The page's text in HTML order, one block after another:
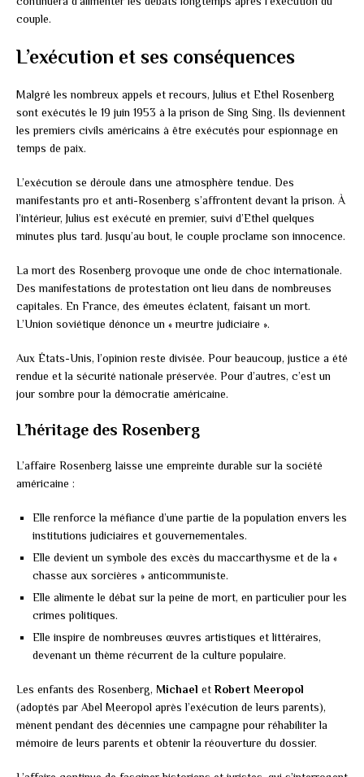
couple.
L’exécution et ses conséquences
Malgré les nombreux appels et recours, Julius et Ethel Rosenberg
sont exécutés le 19 juin 1953 à la prison de Sing Sing. Ils deviennent
les premiers civils américains à être exécutés pour espionnage en
temps de paix.
L’exécution se déroule dans une atmosphère tendue. Des
manifestants pro et anti-Rosenberg s’affrontent devant la prison. À
l’intérieur, Julius est exécuté en premier, suivi d’Ethel quelques
minutes plus tard. Jusqu’au bout, le couple proclame son innocence.
La mort des Rosenberg provoque une onde de choc internationale.
Des manifestations de protestation ont lieu dans de nombreuses
capitales. En France, des émeutes éclatent, faisant un mort.
L’Union soviétique dénonce un « meurtre judiciaire ».
Aux États-Unis, l’opinion reste divisée. Pour beaucoup, justice a été
rendue et la sécurité nationale préservée. Pour d’autres, c’est un
jour sombre pour la démocratie américaine.
L’héritage des Rosenberg
L’affaire Rosenberg laisse une empreinte durable sur la société
américaine :
Elle renforce la méfiance d’une partie de la population envers les
institutions judiciaires et gouvernementales.
Elle devient un symbole des excès du maccarthysme et de la «
chasse aux sorcières » anticommuniste.
Elle alimente le débat sur la peine de mort, en particulier pour les
crimes politiques.
Elle inspire de nombreuses œuvres artistiques et littéraires,
devenant un thème récurrent de la culture populaire.
Les enfants des Rosenberg, Michael etRobert Meeropol
(adoptés par Abel Meeropol après l’exécution de leurs parents),
mènent pendant des décennies une campagne pour réhabiliter la
mémoire de leurs parents et obtenir la réouverture du dossier.